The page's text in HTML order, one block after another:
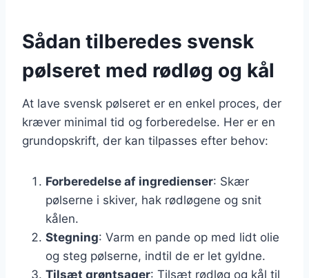
Sådan tilberedes svensk
pølseret med rødløg og kål
At lave svensk pølseret er en enkel proces, der
kræver minimal tid og forberedelse. Her er en
grundopskrift, der kan tilpasses efter behov:
Forberedelse af ingredienser: Skær
pølserne i skiver, hak rødløgene og snit
kålen.
Stegning: Varm en pande op med lidt olie
og steg pølserne, indtil de er let gyldne.
Tilsæt grøntsager: Tilsæt rødløg og kål til